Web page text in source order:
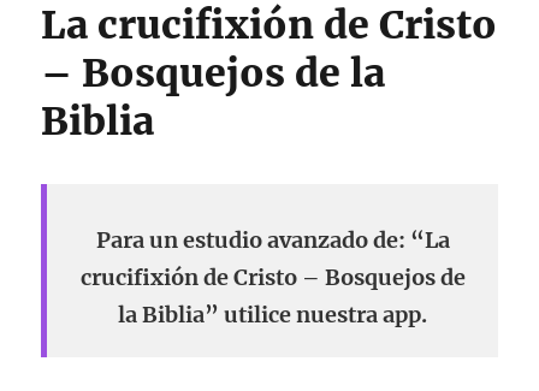
La crucifixión de Cristo
– Bosquejos de la
Biblia
Para un estudio avanzado de: “La
crucifixión de Cristo – Bosquejos de
la Biblia” utilice nuestra app.